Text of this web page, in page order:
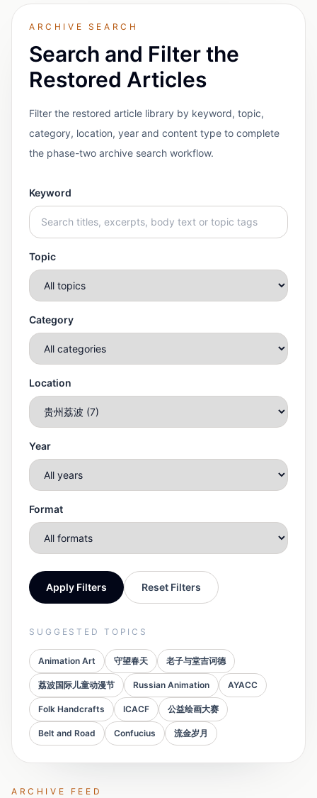
ARCHIVE SEARCH
Search and Filter the
Restored Articles
Filter the restored article library by keyword, topic,
category, location, year and content type to complete
the phase-two archive search workflow.
Keyword
Topic
Category
Location
Year
Format
Apply Filters Reset Filters
SUGGESTED TOPICS
Animation Art 守望春天 老子与堂吉诃德
荔波国际儿童动漫节 Russian Animation AYACC
Folk Handcrafts ICACF 公益绘画大赛
Belt and Road Confucius 流金岁月
ARCHIVE FEED